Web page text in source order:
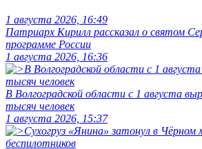
1 августа 2026, 16:49
Патриарх Кирилл рассказал о святом
программе России
1 августа 2026, 16:36
В Волгоградской области с 1 августа
тысяч человек
1 августа 2026, 15:37